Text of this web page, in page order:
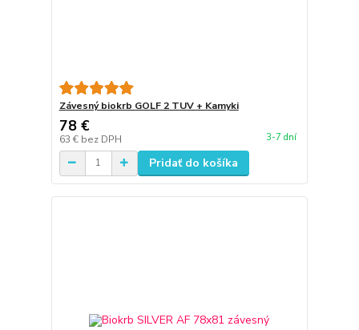
Závesný biokrb GOLF 2 TUV + Kamyki
78 €
63 € bez DPH 3-7 dní
Pridať do košíka